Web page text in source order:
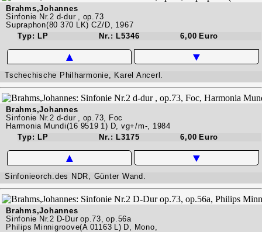
Brahms,Johannes
Sinfonie Nr.2 d-dur , op.73
Supraphon(80 370 LK) CZ/D, 1967
Typ: LP
Nr.: L5346 6,00 Euro
▲ ▼
Tschechische Philharmonie, Karel Ancerl.
Brahms,Johannes
Sinfonie Nr.2 d-dur , op.73, Foc
Harmonia Mundi(16 9519 1) D, vg+/m-, 1984
Typ: LP
Nr.: L3175 6,00 Euro
▲ ▼
Sinfonieorch.des NDR, Günter Wand.
Brahms,Johannes
Sinfonie Nr.2 D-Dur op.73, op.56a
Philips Minnigroove(A 01163 L) D, Mono,